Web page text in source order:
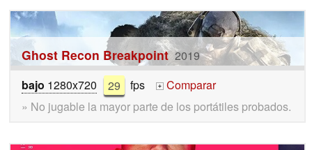
Ghost Recon Breakpoint 2019
bajo 1280x720 29 fps +
Comparar
» No jugable la mayor parte de los portátiles probados.